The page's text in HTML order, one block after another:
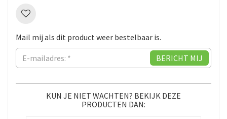
Mail mij als dit product weer bestelbaar is.
KUN JE NIET WACHTEN? BEKIJK DEZE
PRODUCTEN DAN: